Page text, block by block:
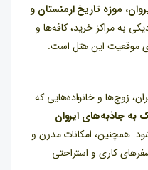
موزه تاریخ ارمنستان و
به مراکز خرید، کافه‌ها و
موقعیت این هتل است.
زوج‌ها و خانواده‌هایی که
به جاذبه‌های ایروان
همچنین، امکانات مدرن و
کاری و استراحتی